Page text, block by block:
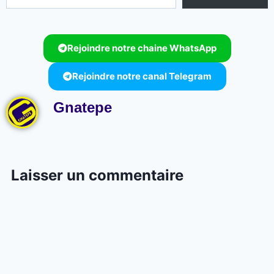
Rejoindre notre chaine WhatsApp
Rejoindre notre canal Telegram
Gnatepe
Laisser un commentaire